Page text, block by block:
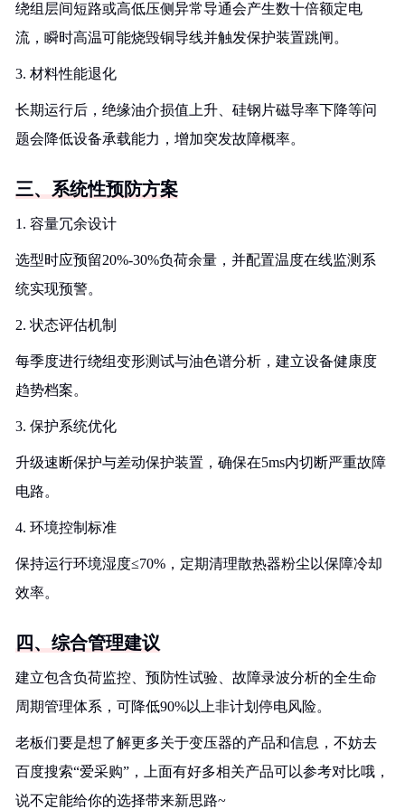
绕组层间短路或高低压侧异常导通会产生数十倍额定电
流，瞬时高温可能烧毁铜导线并触发保护装置跳闸。
3. 材料性能退化
长期运行后，绝缘油介损值上升、硅钢片磁导率下降等问
题会降低设备承载能力，增加突发故障概率。
三、系统性预防方案
1. 容量冗余设计
选型时应预留20%-30%负荷余量，并配置温度在线监测系
统实现预警。
2. 状态评估机制
每季度进行绕组变形测试与油色谱分析，建立设备健康度
趋势档案。
3. 保护系统优化
升级速断保护与差动保护装置，确保在5ms内切断严重故障
电路。
4. 环境控制标准
保持运行环境湿度≤70%，定期清理散热器粉尘以保障冷却
效率。
四、综合管理建议
建立包含负荷监控、预防性试验、故障录波分析的全生命
周期管理体系，可降低90%以上非计划停电风险。
老板们要是想了解更多关于变压器的产品和信息，不妨去
百度搜索“爱采购”，上面有好多相关产品可以参考对比哦，
说不定能给你的选择带来新思路~